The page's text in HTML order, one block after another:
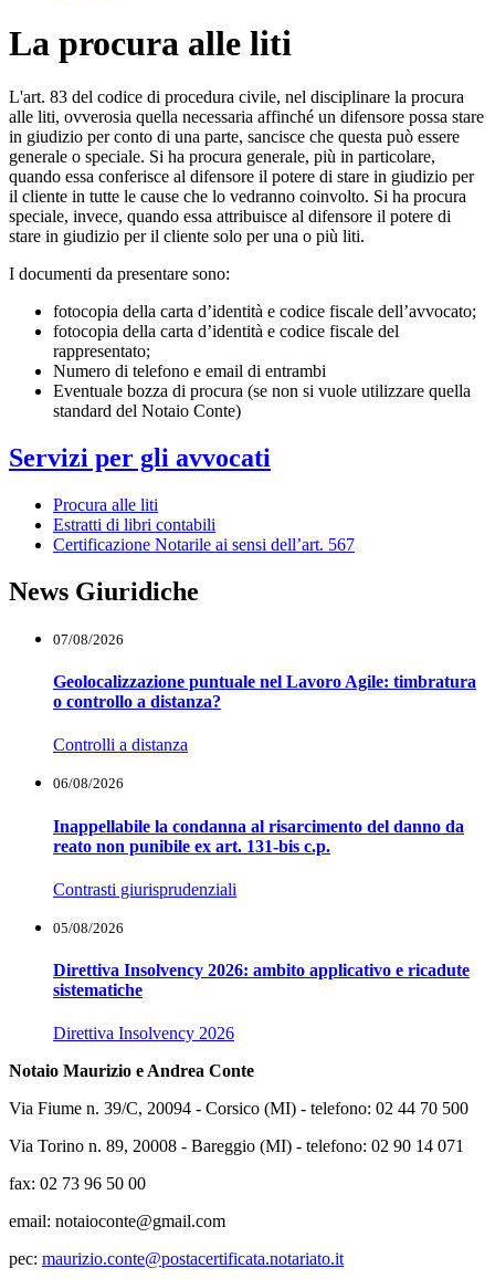
La procura alle liti
L'art. 83 del codice di procedura civile, nel disciplinare la procura
alle liti, ovverosia quella necessaria affinché un difensore possa stare
in giudizio per conto di una parte, sancisce che questa può essere
generale o speciale. Si ha procura generale, più in particolare,
quando essa conferisce al difensore il potere di stare in giudizio per
il cliente in tutte le cause che lo vedranno coinvolto. Si ha procura
speciale, invece, quando essa attribuisce al difensore il potere di
stare in giudizio per il cliente solo per una o più liti.
I documenti da presentare sono:
fotocopia della carta d’identità e codice fiscale dell’avvocato;
fotocopia della carta d’identità e codice fiscale del
rappresentato;
Numero di telefono e email di entrambi
Eventuale bozza di procura (se non si vuole utilizzare quella
standard del Notaio Conte)
Servizi per gli avvocati
Procura alle liti
Estratti di libri contabili
Certificazione Notarile ai sensi dell’art. 567
News Giuridiche
07/08/2026
Geolocalizzazione puntuale nel Lavoro Agile: timbratura
o controllo a distanza?
Controlli a distanza
06/08/2026
Inappellabile la condanna al risarcimento del danno da
reato non punibile ex art. 131-bis c.p.
Contrasti giurisprudenziali
05/08/2026
Direttiva Insolvency 2026: ambito applicativo e ricadute
sistematiche
Direttiva Insolvency 2026
Notaio Maurizio e Andrea Conte
Via Fiume n. 39/C, 20094 - Corsico (MI) - telefono: 02 44 70 500
Via Torino n. 89, 20008 - Bareggio (MI) - telefono: 02 90 14 071
fax: 02 73 96 50 00
email: notaioconte@gmail.com
pec: maurizio.conte@postacertificata.notariato.it